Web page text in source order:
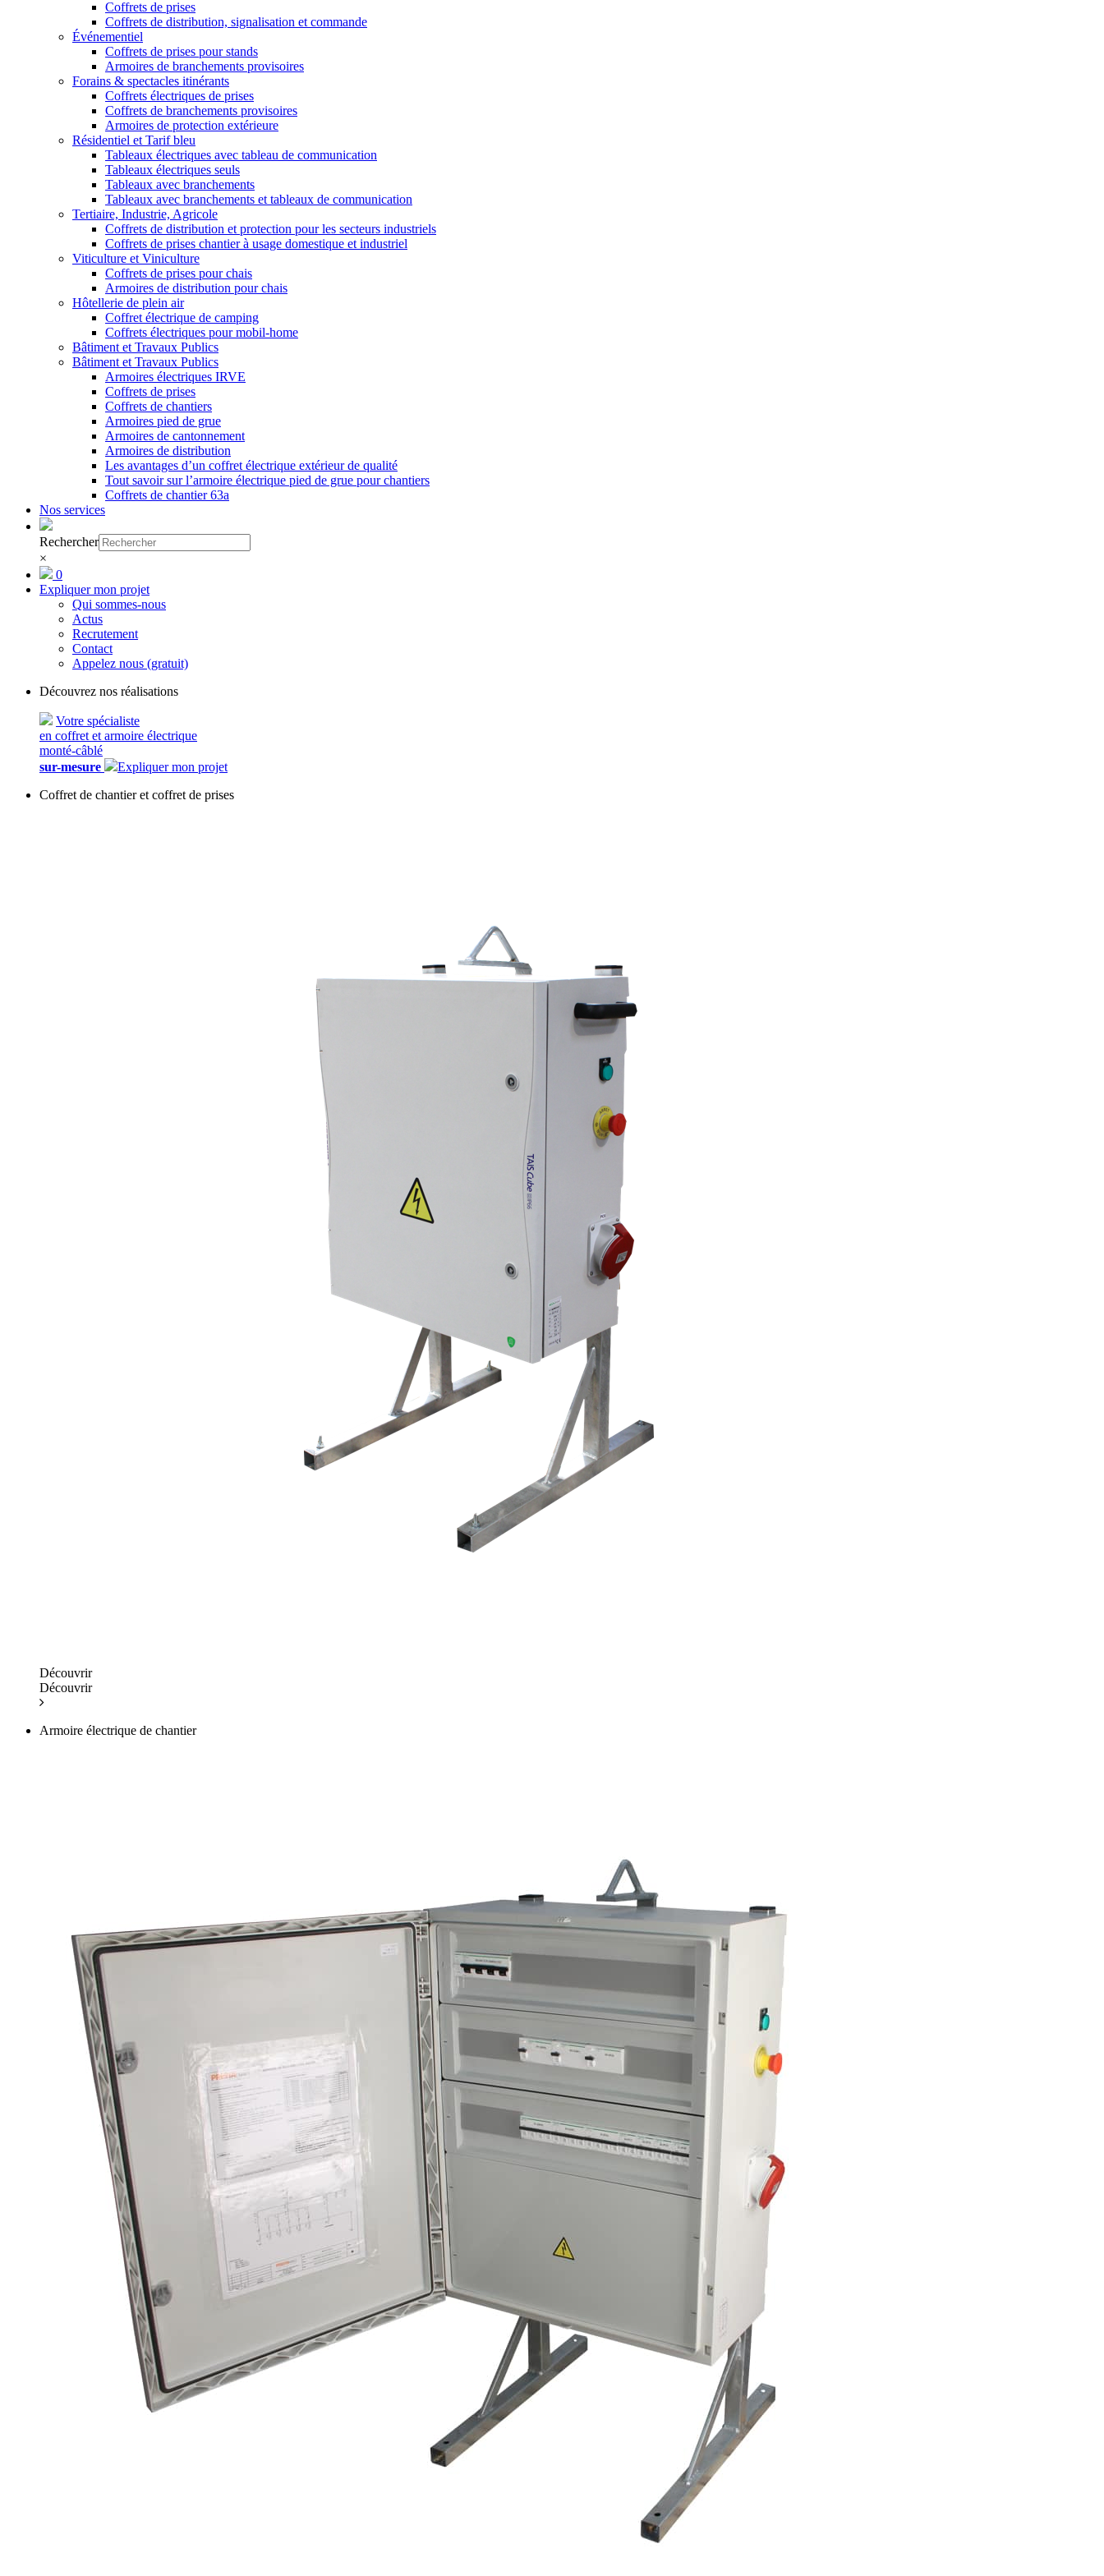
Coffrets de prises
Coffrets de distribution, signalisation et commande
Événementiel
Coffrets de prises pour stands
Armoires de branchements provisoires
Forains & spectacles itinérants
Coffrets électriques de prises
Coffrets de branchements provisoires
Armoires de protection extérieure
Résidentiel et Tarif bleu
Tableaux électriques avec tableau de communication
Tableaux électriques seuls
Tableaux avec branchements
Tableaux avec branchements et tableaux de communication
Tertiaire, Industrie, Agricole
Coffrets de distribution et protection pour les secteurs industriels
Coffrets de prises chantier à usage domestique et industriel
Viticulture et Viniculture
Coffrets de prises pour chais
Armoires de distribution pour chais
Hôtellerie de plein air
Coffret électrique de camping
Coffrets électriques pour mobil-home
Bâtiment et Travaux Publics
Bâtiment et Travaux Publics
Armoires électriques IRVE
Coffrets de prises
Coffrets de chantiers
Armoires pied de grue
Armoires de cantonnement
Armoires de distribution
Les avantages d’un coffret électrique extérieur de qualité
Tout savoir sur l’armoire électrique pied de grue pour chantiers
Coffrets de chantier 63a
Nos services
Rechercher
×
0
Expliquer mon projet
Qui sommes-nous
Actus
Recrutement
Contact
Appelez nous (gratuit)
Découvrez nos réalisations
Votre spécialiste
en coffret et armoire électrique
monté-câblé
sur-mesure
Expliquer mon projet
Coffret de chantier et coffret de prises
Découvrir
Découvrir
Armoire électrique de chantier